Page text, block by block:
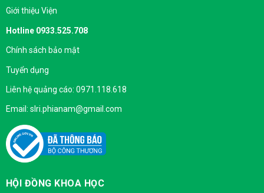
Giới thiệu Viện
Hotline 0933.525.708
Chính sách bảo mật
Tuyển dụng
Liên hệ quảng cáo: 0971.118.618
Email: slri.phianam@gmail.com
HỘI ĐỒNG KHOA HỌC